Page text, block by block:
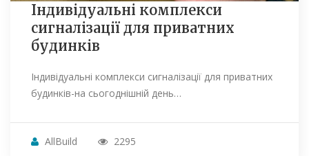
Індивідуальні комплекси
сигналізації для приватних
будинків
Індивідуальні комплекси сигналізації для приватних
будинків-на сьогоднішній день…
AllBuild 2295